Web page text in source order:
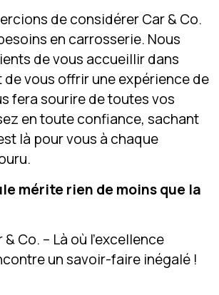
de considérer Car & Co.
en carrosserie. Nous
de vous accueillir dans
vous offrir une expérience de
fera sourire de toutes vos
en toute confiance, sachant
là pour vous à chaque
mérite rien de moins que la
Co. – Là où l’excellence
un savoir-faire inégalé !